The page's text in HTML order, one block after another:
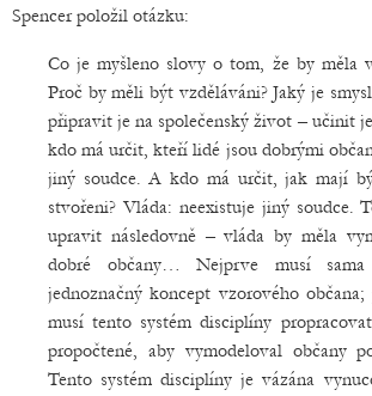
Spencer položil otázku:
Co je myšleno slovy o tom, že by měla
Proč by měli být vzděláváni? Jaký je
připravit je na společenský život – učinit
kdo má určit, kteří lidé jsou dobrými
jiný soudce. A kdo má určit, jak mají
stvořeni? Vláda: neexistuje jiný soudce.
upravit následovně – vláda by měla
dobré občany… Nejprve musí
jednoznačný koncept vzorového
musí tento systém disciplíny
propočtené, aby vymodeloval občany
Tento systém disciplíny je vázána